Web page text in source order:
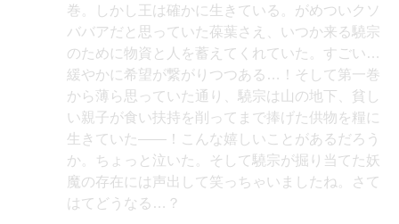
巻。しかし王は確かに生きている。がめついクソ
ババアだと思っていた葆葉さえ、いつか来る驍宗
のために物資と人を蓄えてくれていた。すごい…
緩やかに希望が繋がりつつある…！そして第一巻
から薄ら思っていた通り、驍宗は山の地下、貧し
い親子が食い扶持を削ってまで捧げた供物を糧に
生きていた――！こんな嬉しいことがあるだろう
か。ちょっと泣いた。そして驍宗が掘り当てた妖
魔の存在には声出して笑っちゃいましたね。さて
はてどうなる…？